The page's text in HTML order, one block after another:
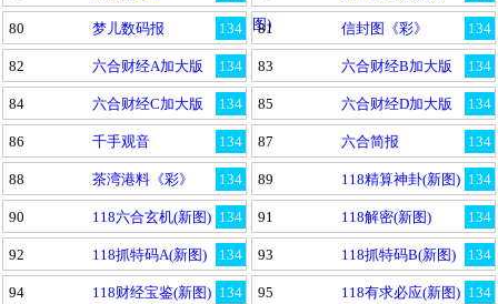
图)
134
80 梦儿数码报 134
81 信封图《彩》
134
82 六合财经A加大版 134
83 六合财经B加大版
134
84 六合财经C加大版 134
85 六合财经D加大版
134
86 千手观音 134
87 六合简报
134
88 茶湾港料《彩》 134
89 118精算神卦(新图)
134
90 118六合玄机(新图) 134
91 118解密(新图)
134
92 118抓特码A(新图) 134
93 118抓特码B(新图)
134
94 118财经宝鉴(新图) 134
95 118有求必应(新图)